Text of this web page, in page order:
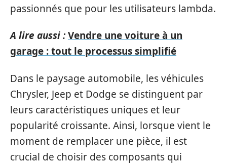
passionnés que pour les utilisateurs lambda.
A lire aussi :Vendre une voiture à un
garage : tout le processus simplifié
Dans le paysage automobile, les véhicules
Chrysler, Jeep et Dodge se distinguent par
leurs caractéristiques uniques et leur
popularité croissante. Ainsi, lorsque vient le
moment de remplacer une pièce, il est
crucial de choisir des composants qui